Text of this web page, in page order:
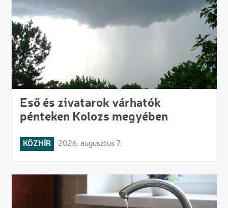
Eső és zivatarok várhatók
pénteken Kolozs megyében
KÖZHÍR 2026. augusztus 7.